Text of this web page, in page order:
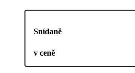
Snídaně
v ceně